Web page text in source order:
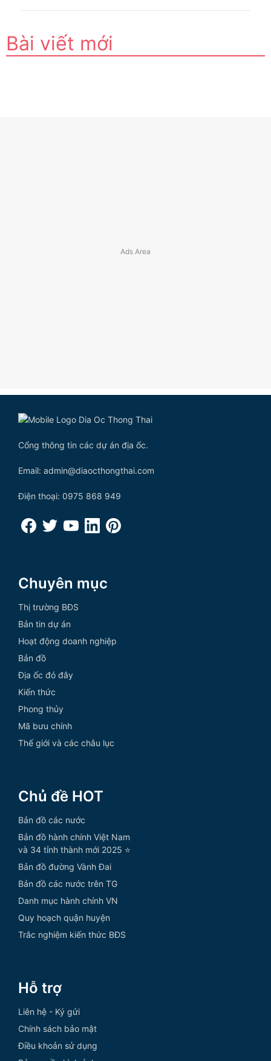
Bài viết mới
Cổng thông tin các dự án địa ốc.
Email: admin@diaocthongthai.com
Điện thoại: 0975 868 949
Chuyên mục
Thị trường BĐS
Bản tin dự án
Hoạt động doanh nghiệp
Bản đồ
Địa ốc đó đây
Kiến thức
Phong thủy
Mã bưu chính
Thế giới và các châu lục
Chủ đề HOT
Bản đồ các nước
Bản đồ hành chính Việt Nam
và 34 tỉnh thành mới 2025 ⭐
Bản đồ đường Vành Đai
Bản đồ các nước trên TG
Danh mục hành chính VN
Quy hoạch quận huyện
Trắc nghiệm kiến thức BĐS
Hỗ trợ
Liên hệ - Ký gửi
Chính sách bảo mật
Điều khoản sử dụng